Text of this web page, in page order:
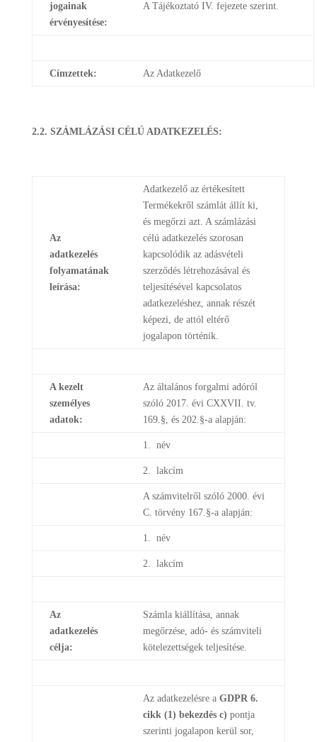
jogainak
érvényesítése:
A Tájékoztató IV. fejezete szerint.
Címzettek: Az Adatkezelő
2.2. SZÁMLÁZÁSI CÉLÚ ADATKEZELÉS:
Az
adatkezelés
folyamatának
leírása:
Adatkezelő az értékesített
Termékekről számlát állít ki,
és megőrzi azt. A számlázási
célú adatkezelés szorosan
kapcsolódik az adásvételi
szerződés létrehozásával és
teljesítésével kapcsolatos
adatkezeléshez, annak részét
képezi, de attól eltérő
jogalapon történik.
A kezelt
személyes
adatok:
Az általános forgalmi adóról
szóló 2017. évi CXXVII. tv.
169.§, és 202.§-a alapján:
1. név
2. lakcím
A számvitelről szóló 2000. évi
C. törvény 167.§-a alapján:
1. név
2. lakcím
Az
adatkezelés
célja:
Számla kiállítása, annak
megőrzése, adó- és számviteli
kötelezettségek teljesítése.
Az adatkezelésre a GDPR 6.
cikk (1) bekezdés c) pontja
szerinti jogalapon kerül sor,